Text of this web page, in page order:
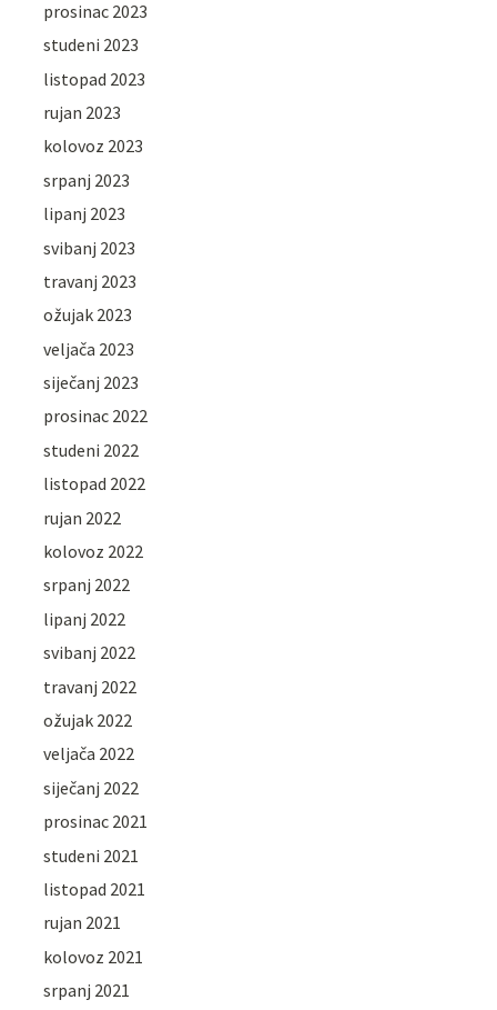
prosinac 2023
studeni 2023
listopad 2023
rujan 2023
kolovoz 2023
srpanj 2023
lipanj 2023
svibanj 2023
travanj 2023
ožujak 2023
veljača 2023
siječanj 2023
prosinac 2022
studeni 2022
listopad 2022
rujan 2022
kolovoz 2022
srpanj 2022
lipanj 2022
svibanj 2022
travanj 2022
ožujak 2022
veljača 2022
siječanj 2022
prosinac 2021
studeni 2021
listopad 2021
rujan 2021
kolovoz 2021
srpanj 2021